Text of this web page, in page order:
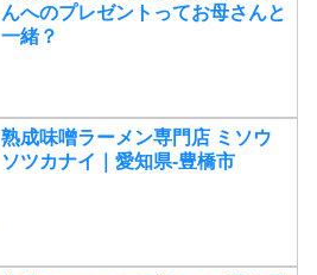
んへのプレゼントってお母さんと
一緒？
熟成味噌ラーメン専門店 ミソウ
ソツカナイ｜愛知県-豊橋市